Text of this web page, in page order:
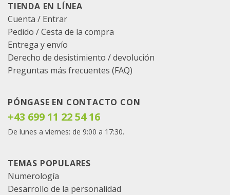
TIENDA EN LÍNEA
Cuenta / Entrar
Pedido /Cesta de la compra
Entrega y envío
Derecho de desistimiento / devolución
Preguntas más frecuentes (FAQ)
PÓNGASE EN CONTACTO CON
+43 699 11 22 54 16
De lunes a viernes: de 9:00 a 17:30.
TEMAS POPULARES
Numerología
Desarrollo de la personalidad